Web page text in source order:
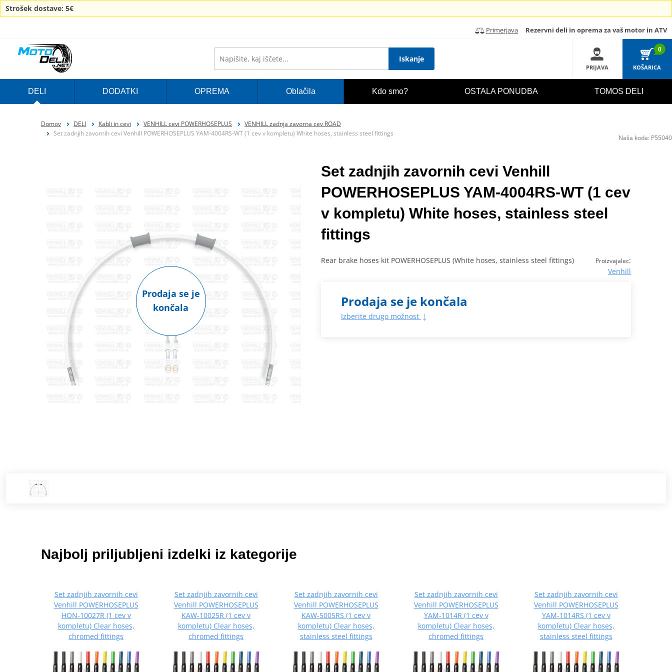
Strošek dostave: 5€
Primerjava Rezervni deli in oprema za vaš motor in ATV
Iskanje
PRIJAVA
0
KOŠARICA
DELI DODATKI OPREMA Oblačila Kdo smo? OSTALA PONUDBA TOMOS DELI
Domov DELI Kabli in cevi VENHILL cevi POWERHOSEPLUS
VENHILL zadnja zavorna cev ROAD
Set zadnjih zavornih cevi Venhill POWERHOSEPLUS YAM-4004RS-WT (1 cev v kompletu) White hoses, stainless steel fittings
Prodaja se je
končala
Set zadnjih zavornih cevi Venhill
POWERHOSEPLUS YAM-4004RS-WT (1 cev
v kompletu) White hoses, stainless steel
fittings
Proizvajalec:
Venhill
Rear brake hoses kit POWERHOSEPLUS (White hoses, stainless steel fittings)
Prodaja se je končala
Izberite drugo možnost
Najbolj priljubljeni izdelki iz kategorije
Set zadnjih zavornih cevi
Venhill POWERHOSEPLUS
HON-10027R (1 cev v
kompletu) Clear hoses,
chromed fittings
Set zadnjih zavornih cevi
Venhill POWERHOSEPLUS
KAW-10025R (1 cev v
kompletu) Clear hoses,
chromed fittings
Set zadnjih zavornih cevi
Venhill POWERHOSEPLUS
KAW-5005RS (1 cev v
kompletu) Clear hoses,
stainless steel fittings
Set zadnjih zavornih cevi
Venhill POWERHOSEPLUS
YAM-1014R (1 cev v
kompletu) Clear hoses,
chromed fittings
Set zadnjih zavornih cevi
Venhill POWERHOSEPLUS
YAM-1014RS (1 cev v
kompletu) Clear hoses,
stainless steel fittings
Naša koda: P55040